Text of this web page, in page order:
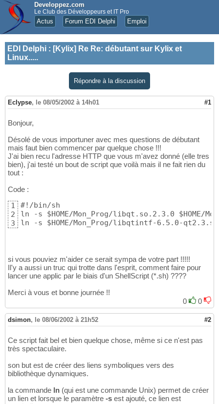
Developpez.com
Le Club des Développeurs et IT Pro
Actus Forum EDI Delphi Emploi
EDI Delphi : [Kylix] Re Re: débutant sur Kylix et
Linux.....
Répondre à la discussion
Eclypse, le 08/05/2002 à 14h01 #1
Bonjour,
Désolé de vous importuner avec mes questions de débutant
mais faut bien commencer par quelque chose !!!
J'ai bien recu l'adresse HTTP que vous m'avez donné (elle tres
bien), j'ai testé un bout de script que voilà mais il ne fait rien du
tout :
Code :
1
2
3
#!/bin/sh
ln -s $HOME/Mon_Prog/libqt.so.2.3.0 $HOME/
ln -s $HOME/Mon_Prog/libqtintf-6.5.0-qt2.3.so
si vous pouviez m'aider ce serait sympa de votre part !!!!!
Il'y a aussi un truc qui trotte dans l'esprit, comment faire pour
lancer une applic par le biais d'un ShellScript (*.sh) ????
Merci à vous et bonne journée !!
0
0
dsimon, le 08/06/2002 à 21h52 #2
Ce script fait bel et bien quelque chose, même si ce n'est pas
très spectaculaire.
son but est de créer des liens symboliques vers des
bibliothèque dynamiques.
la commande ln (qui est une commande Unix) permet de créer
un lien et lorsque le paramètre -s est ajouté, ce lien est